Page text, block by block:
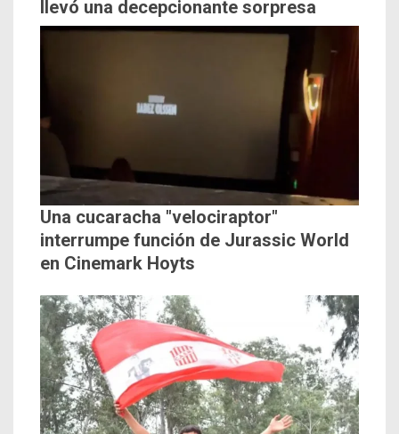
llevó una decepcionante sorpresa
Una cucaracha "velociraptor"
interrumpe función de Jurassic World
en Cinemark Hoyts